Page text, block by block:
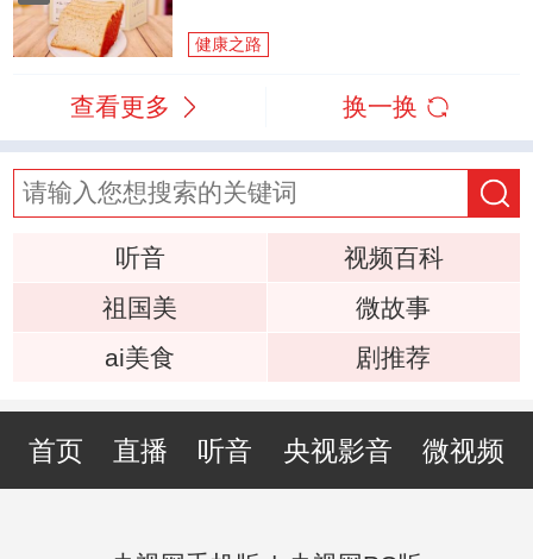
健康之路
查看更多 换一换
听音
视频百科
祖国美
微故事
ai美食
剧推荐
首页 直播 听音 央视影音 微视频